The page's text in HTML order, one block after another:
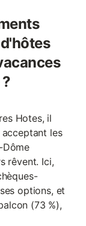
Hotes, il
les
Dôme
rêvent. Ici,
options, et
(73 %),